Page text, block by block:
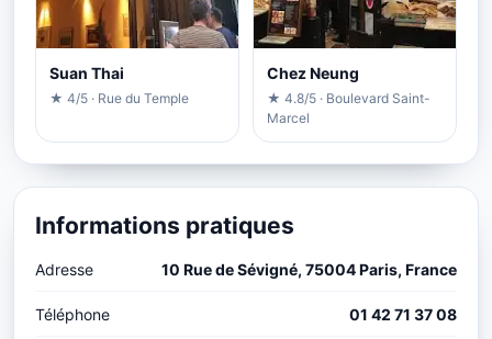
Suan Thai
★ 4/5 · Rue du Temple
Chez Neung
★ 4.8/5 · Boulevard Saint-
Marcel
Informations pratiques
Adresse 10 Rue de Sévigné, 75004 Paris, France
Téléphone 01 42 71 37 08